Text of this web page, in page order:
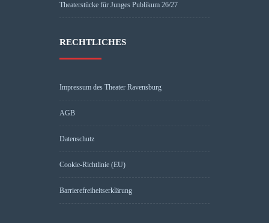
Theaterstücke für Junges Publikum 26/27
RECHTLICHES
Impressum des Theater Ravensburg
AGB
Datenschutz
Cookie-Richtlinie (EU)
Barrierefreiheitserklärung